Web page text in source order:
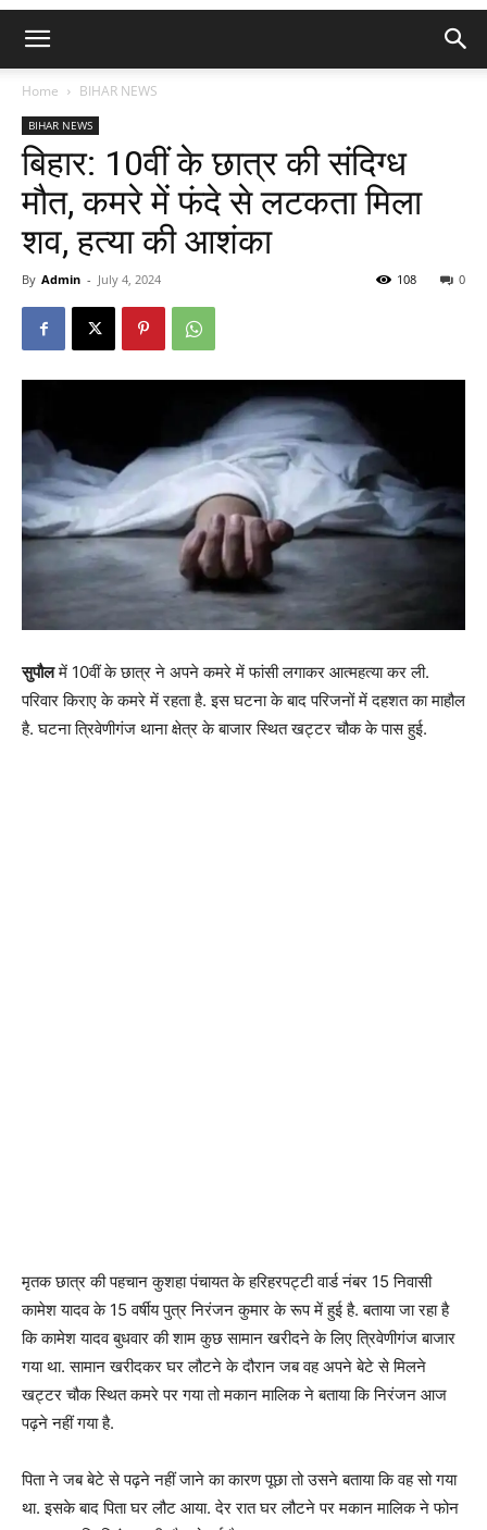
Home BIHAR NEWS
BIHAR NEWS
बिहार: 10वीं के छात्र की संदिग्ध
मौत, कमरे में फंदे से लटकता मिला
शव, हत्या की आशंका
By Admin - July 4, 2024 0
108
सुपौलमें 10वीं के छात्र ने अपने कमरे में फांसी लगाकर आत्महत्या कर ली.
परिवार किराए के कमरे में रहता है. इस घटना के बाद परिजनों में दहशत का माहौल
है. घटना त्रिवेणीगंज थाना क्षेत्र के बाजार स्थित खट्टर चौक के पास हुई.
मृतक छात्र की पहचान कुशहा पंचायत के हरिहरपट्टी वार्ड नंबर 15 निवासी
कामेश यादव के 15 वर्षीय पुत्र निरंजन कुमार के रूप में हुई है. बताया जा रहा है
कि कामेश यादव बुधवार की शाम कुछ सामान खरीदने के लिए त्रिवेणीगंज बाजार
गया था. सामान खरीदकर घर लौटने के दौरान जब वह अपने बेटे से मिलने
खट्टर चौक स्थित कमरे पर गया तो मकान मालिक ने बताया कि निरंजन आज
पढ़ने नहीं गया है.
पिता ने जब बेटे से पढ़ने नहीं जाने का कारण पूछा तो उसने बताया कि वह सो गया
था. इसके बाद पिता घर लौट आया. देर रात घर लौटने पर मकान मालिक ने फोन